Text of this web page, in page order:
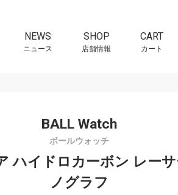
NEWS
ニュース
SHOP
店舗情報
CART
カート
BALL Watch
ボールウォッチ
ハイドロカーボン レーサ
ノグラフ